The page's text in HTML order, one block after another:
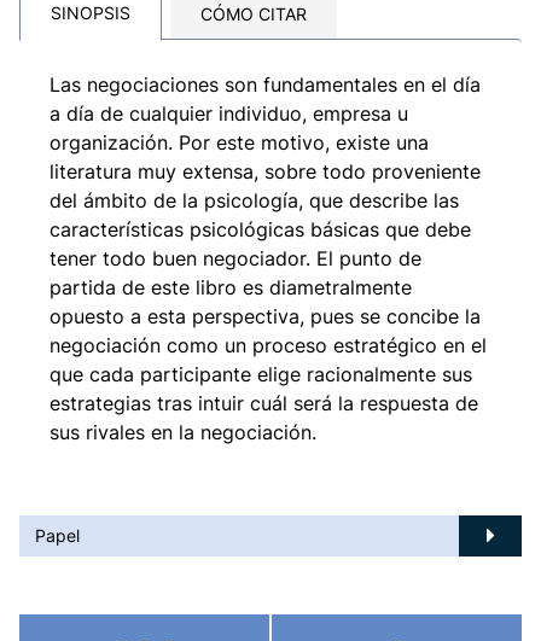
SINOPSIS CÓMO CITAR
Las negociaciones son fundamentales en el día
a día de cualquier individuo, empresa u
organización. Por este motivo, existe una
literatura muy extensa, sobre todo proveniente
del ámbito de la psicología, que describe las
características psicológicas básicas que debe
tener todo buen negociador. El punto de
partida de este libro es diametralmente
opuesto a esta perspectiva, pues se concibe la
negociación como un proceso estratégico en el
que cada participante elige racionalmente sus
estrategias tras intuir cuál será la respuesta de
sus rivales en la negociación.
Papel